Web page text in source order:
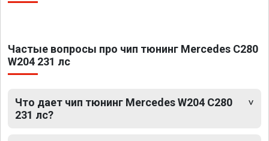
Частые вопросы про чип тюнинг Mercedes C280
W204 231 лс
Что дает чип тюнинг Mercedes W204 C280
231 лс?